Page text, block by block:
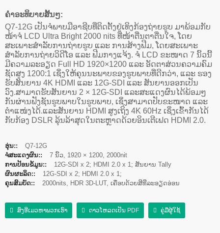
ຄໍາອະທິບາຍສັ້ນໆ:
Q7-12G ເປັນຈໍພາບມືອາຊີບທີ່ຕິດຕັ້ງຢູ່ເທິງກ້ອງຖ່າຍຮູບ ມາພ້ອມກັບ
ໜ້າຈໍ LCD Ultra Bright 2000 nits ທີ່ໜ້າຕື່ນຕາຕື່ນໃຈ, ໂດຍ
ສະເພາະສຳລັບການຖ່າຍຮູບ ແລະ ການສ້າງຟີມ, ໂດຍສະເພາະ
ສຳລັບການຖ່າຍວິດີໂອ ແລະ ຟີມກາງແຈ້ງ. ຈໍ LCD ຂະໜາດ 7 ນິ້ວນີ້
ມີຄວາມລະອຽດ Full HD 1920×1200 ແລະ ອັດຕາສ່ວນຄວາມຄົມ
ຊັດສູງ 1200:1 ເຊິ່ງໃຫ້ຄຸນນະພາບຂອງຮູບພາບທີ່ດີກວ່າ, ແລະ ຮອງ
ຮັບສັນຍານ 4K HDMI ແລະ 12G-SDI ແລະ ສັນຍານອອກເປັນ
ວົງ.ສາມາດຮັບສັນຍານ 2 × 12G-SDI ແລະສະແດງຜົນໄດ້ພ້ອມໆ
ກັນຜ່ານຟັງຊັນຮູບພາບໃນຮູບພາບ, ເຊິ່ງສາມາດປັບຂະໜາດ ແລະ
ຕຳແໜ່ງໄດ້.ແລະສັນຍານ HDMI ສູງເຖິງ 4K 60Hz ເຊິ່ງເຂົ້າກັນໄດ້
ກັບກ້ອງ DSLR ລຸ້ນລ້າສຸດໃນຕະຫຼາດດ້ວຍອິນເຕີເຟດ HDMI 2.0.
ຮຸ່ນ::
Q7-12G
ຈໍສະແດງຜົນ::
7 ນິ້ວ, 1920 × 1200, 2000nit
ການປ້ອນຂໍ້ມູນ::
12G-SDI x 2; HDMI 2.0 x 1; ສັນຍານ Tally
ຜົນຜະລິດ::
12G-SDI x 2; HDMI 2.0 x 1;
ຄຸນສົມບັດ::
2000nits, HDR 3D-LUT, ເຄືອບດ້ວຍສີທີ່ລະອຽດອ່ອນ
ສົ່ງອີເມວຫາພວກເຮົາ ດາວໂຫລດເປັນ PDF ຄູ່ມືຜູ້ໃຊ້